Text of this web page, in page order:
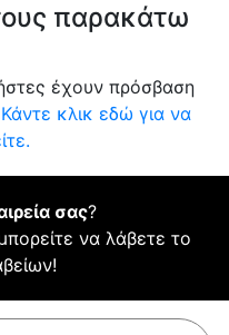
παρακάτω
έχουν πρόσβαση
Κάντε κλικ εδώ για να
σας?
να λάβετε το